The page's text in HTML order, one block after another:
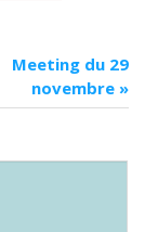
Meeting du 29
novembre »